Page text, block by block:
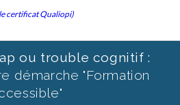
certificat Qualiopi)
ou trouble cognitif :
démarche "Formation